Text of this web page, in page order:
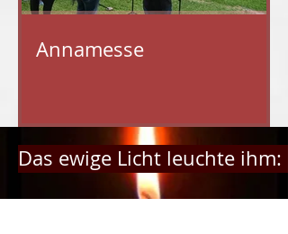
Annamesse
Das ewige Licht leuchte